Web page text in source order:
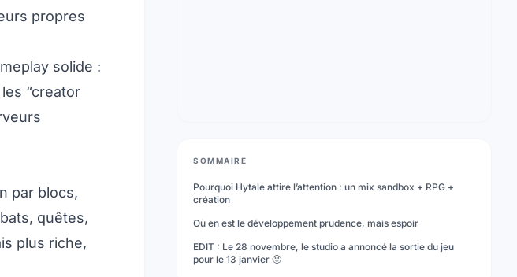
propres
solide :
“creator
par blocs,
quêtes,
plus riche,
SOMMAIRE
Pourquoi Hytale attire l’attention : un mix sandbox + RPG +
création
Où en est le développement prudence, mais espoir
EDIT : Le 28 novembre, le studio a annoncé la sortie du jeu
pour le 13 janvier 🙂